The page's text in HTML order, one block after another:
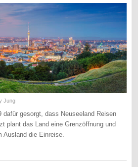
Jung
dafür gesorgt, dass Neuseeland Reisen
plant das Land eine Grenzöffnung und
Ausland die Einreise.